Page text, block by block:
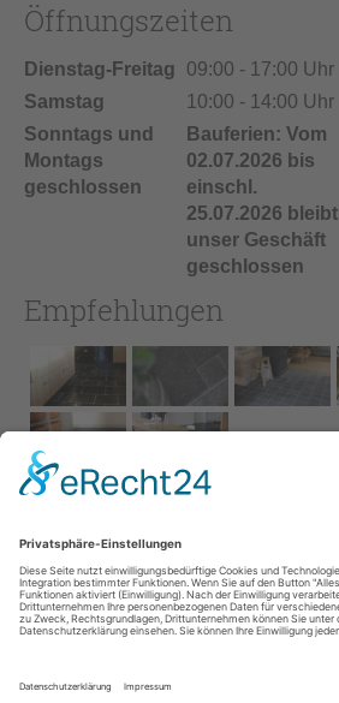
Öffnungszeiten
Dienstag-Freitag
09:00 - 17:00 Uhr
Samstag
10:00 - 14:00 Uhr
Sonntags und
Montags
geschlossen
Bauferien: Vom
02.07.2026 bis
einschl.
25.07.2026 bleibt
unser Geschäft
geschlossen
Empfehlungen
Impressum
AGB
Service